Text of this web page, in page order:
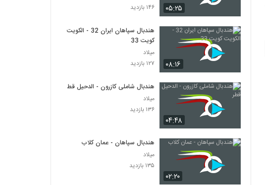
۰۵:۲۵
۱۴۶ بازدید
۰۸:۱۶
هندبال سپاهان ایران 32 - الکویت
کویت 33
میلاد
۱۲۷ بازدید
۰۴:۴۸
هندبال شاملی کازرون - الدحیل قطر
میلاد
۱۳۶ بازدید
۰۲:۲۰
هندبال سپاهان - عمان کلاب
میلاد
۱۳۵ بازدید